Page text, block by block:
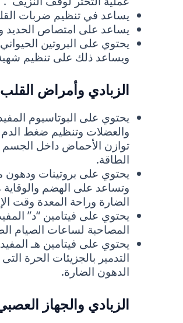
يساعد في تنظيم ضربات
يساعد على امتصاص الحديد
يحتوي على البروتين
ويساعد ذلك على تنظيم
الزبادي وأمراض
يحتوي على البوتاسيوم
والعضلات وتنظيم ضغط الدم
توازن الأحماض داخل الجسم
الطاقة.
يحتوي على بروتينات ودهون
وتساعد على الهضم
الضارة وراحة المعدة وقت
يحتوي على فيتامين “د”
المصاحبة لساعات الصيام
يحتوي على فيتامين هـ
التدمير بالجزيئات الحرة
الدهون الضارة.
الزبادي والجهاز